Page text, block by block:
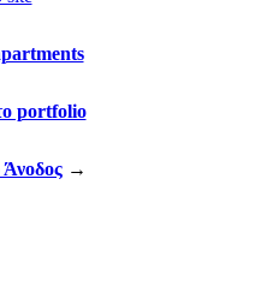
portfolio
Άνοδος →